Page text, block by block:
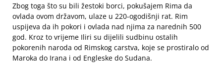
Zbog toga što su bili žestoki borci, pokušajem Rima da
ovlada ovom državom, ulaze u 220-ogodišnji rat. Rim
uspijeva da ih pokori i ovlada nad njima za narednih 500
god. Kroz to vrijeme Iliri su dijelili sudbinu ostalih
pokorenih naroda od Rimskog carstva, koje se prostiralo od
Maroka do Irana i od Engleske do Sudana.